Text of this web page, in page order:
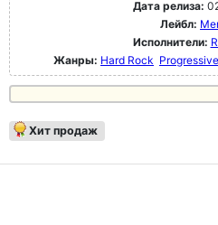
Дата релиза:
Лейбл:
Исполнители:
Жанры: Hard Rock
Хит продаж